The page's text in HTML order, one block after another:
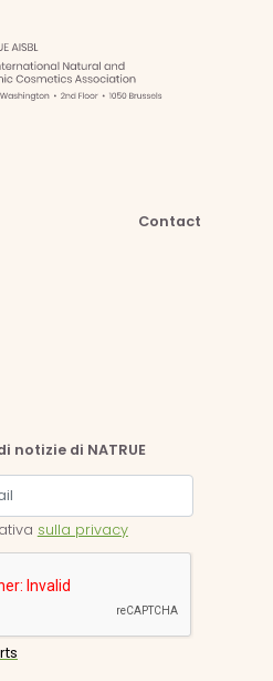
Contact
notizie di NATRUE
sulla privacy